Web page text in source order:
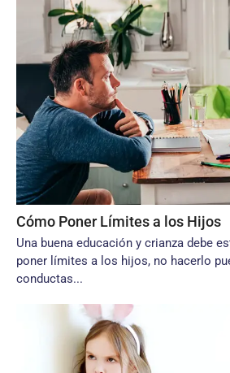
Cómo Poner Límites a los Hijos
Una buena educación y crianza debe
poner límites a los hijos, no hacerlo
conductas...